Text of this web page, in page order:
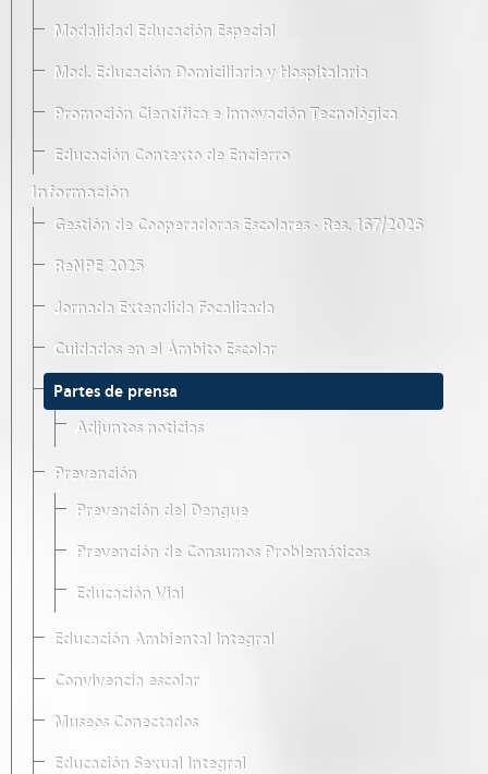
Modalidad Educación Especial
Mod. Educación Domiciliaria y Hospitalaria
Promoción Científica e Innovación Tecnológica
Educación Contexto de Encierro
Información
Gestión de Cooperadoras Escolares · Res. 167/2026
ReNPE 2025
Jornada Extendida Focalizada
Cuidados en el Ámbito Escolar
Partes de prensa
Adjuntos noticias
Prevención
Prevención del Dengue
Prevención de Consumos Problemáticos
Educación Vial
Educación Ambiental Integral
Convivencia escolar
Museos Conectados
Educación Sexual Integral